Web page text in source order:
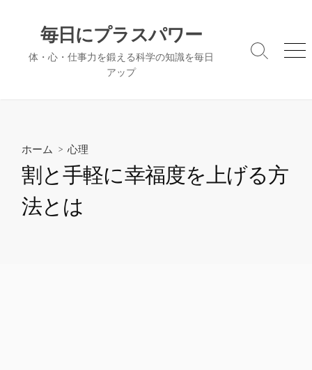
毎日にプラスパワー
体・心・仕事力を鍛える科学の知識を毎日
アップ
検
メ
ホーム > 心理
割と手軽に幸福度を上げる方
法とは